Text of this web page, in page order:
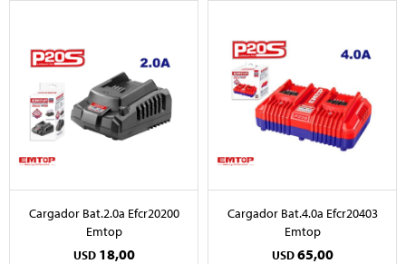
Cargador Bat.2.0a Efcr20200
Emtop
USD 18,00
Cargador Bat.4.0a Efcr20403
Emtop
USD 65,00